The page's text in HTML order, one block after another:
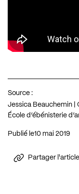
Source :
Jessica Beauchemin |
École d’ébénisterie
Publié le 10 mai 2019
Partager l'article